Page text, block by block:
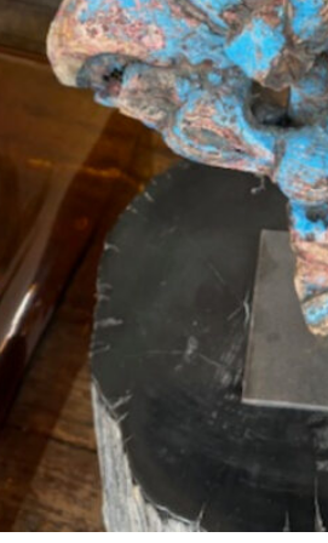
88
Se kurvKasse